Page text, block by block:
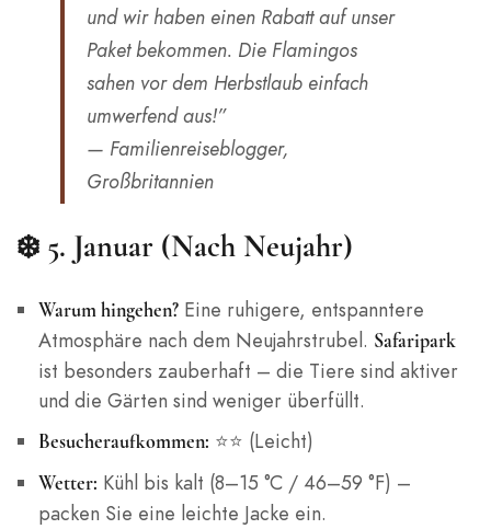
und wir haben einen Rabatt auf unser
Paket bekommen. Die Flamingos
sahen vor dem Herbstlaub einfach
umwerfend aus!”
— Familienreiseblogger,
Großbritannien
❄️ 5. Januar (Nach Neujahr)
Warum hingehen?Eine ruhigere, entspanntere
Atmosphäre nach dem Neujahrstrubel. Safaripark
ist besonders zauberhaft – die Tiere sind aktiver
und die Gärten sind weniger überfüllt.
Besucheraufkommen: ⭐⭐ (Leicht)
Wetter: Kühl bis kalt (8–15 °C / 46–59 °F) –
packen Sie eine leichte Jacke ein.